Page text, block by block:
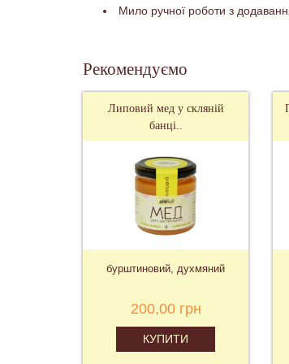
Мило ручної роботи з
Рекомендуємо
Липовий мед у скляній
банці..
бурштиновий, духмяний
200,00 грн
КУПИТИ